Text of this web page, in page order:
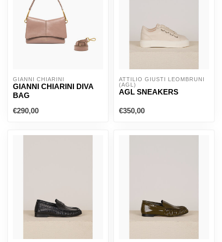
GIANNI CHIARINI
GIANNI CHIARINI DIVA
BAG
€290,00
ATTILIO GIUSTI LEOMBRUNI
(AGL)
AGL SNEAKERS
€350,00